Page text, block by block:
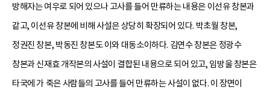
방해자는 여우로 되어 있으나 고사를 들어 만류하는 내용은 이선유 창본과
같고, 이선유 창본에 비해 사설은 상당히 확장되어 있다. 박초월 창본,
정권진 창본, 박동진 창본도 이와 대동소이하다. 김연수 창본은 정광수
창본과 신재효 개작본의 사설이 결합된 내용으로 되어 있고, 임방울 창본은
타국에 가 죽은 사람들의 고사를 들어 만류하는 사설이 없다. 이 장면이